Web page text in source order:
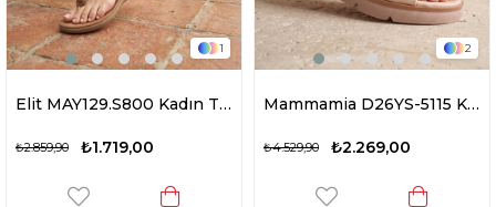
1
Elit MAY129.S800 Kadın Taşlı Düz Sandalet Beyaz
₺1.719,00
₺2.859,90
2
Mammamia D26YS-5115 Kadın Hakiki Deri Düz Sandalet Krem
₺2.269,00
₺4.529,90